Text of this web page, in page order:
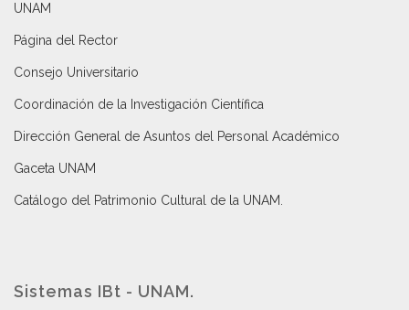
UNAM
Página del Rector
Consejo Universitario
Coordinación de la Investigación Científica
Dirección General de Asuntos del Personal Académico
Gaceta UNAM
Catálogo del Patrimonio Cultural de la UNAM.
Sistemas IBt - UNAM.